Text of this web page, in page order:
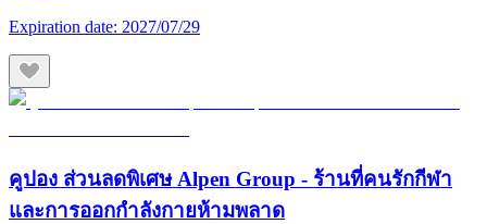
Expiration date: 2027/07/29
คูปอง ส่วนลดพิเศษ Alpen Group - ร้านที่คนรักกีฬา
และการออกกำลังกายห้ามพลาด